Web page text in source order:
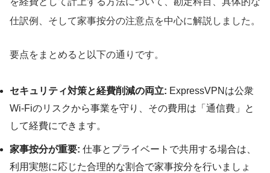
仕訳例、そして家事按分の注意点を中心に解説しました。
要点をまとめると以下の通りです。
セキュリティ対策と経費削減の両立: ExpressVPNは公衆
Wi-Fiのリスクから事業を守り、その費用は「通信費」と
して経費にできます。
家事按分が重要: 仕事とプライベートで共用する場合は、
利用実態に応じた合理的な割合で家事按分を行いましょ